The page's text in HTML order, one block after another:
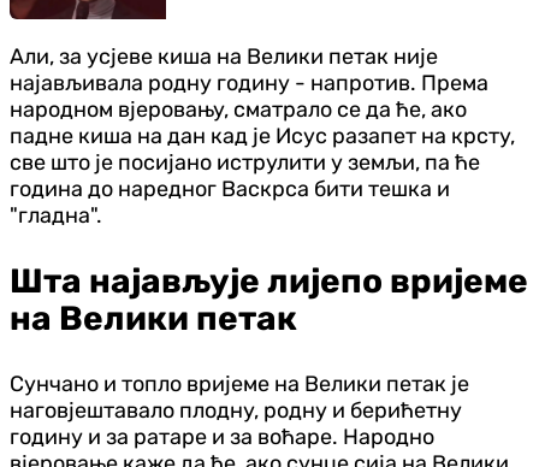
Али, за усјеве киша на Велики петак није
најављивала родну годину - напротив. Према
народном вјеровању, сматрало се да ће, ако
падне киша на дан кад је Исус разапет на крсту,
све што је посијано иструлити у земљи, па ће
година до наредног Васкрса бити тешка и
"гладна".
Шта најављује лијепо вријеме
на Велики петак
Сунчано и топло вријеме на Велики петак је
наговјештавало плодну, родну и берићетну
годину и за ратаре и за воћаре. Народно